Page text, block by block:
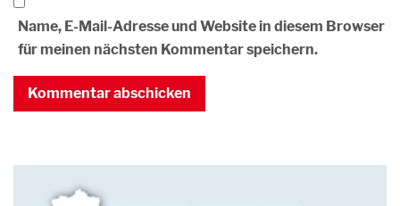
Name, E-Mail-Adresse und Website in diesem Browser
für meinen nächsten Kommentar speichern.